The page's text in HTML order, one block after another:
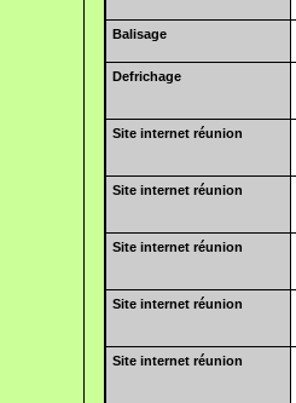
Balisage
Defrichage
Site internet réunion
Site internet réunion
Site internet réunion
Site internet réunion
Site internet réunion